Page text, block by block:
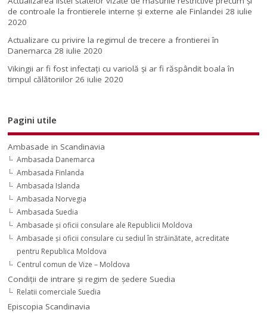
de controale la frontierele interne și externe ale Finlandei 28 iulie
2020
Actualizare cu privire la regimul de trecere a frontierei în
Danemarca 28 iulie 2020
Vikingii ar fi fost infectaţi cu variolă şi ar fi răspândit boala în
timpul călătoriilor 26 iulie 2020
Pagini utile
Ambasade in Scandinavia
Ambasada Danemarca
Ambasada Finlanda
Ambasada Islanda
Ambasada Norvegia
Ambasada Suedia
Ambasade şi oficii consulare ale Republicii Moldova
Ambasade şi oficii consulare cu sediul în străinătate, acreditate
pentru Republica Moldova
Centrul comun de Vize – Moldova
Condiţii de intrare şi regim de şedere Suedia
Relatii comerciale Suedia
Episcopia Scandinavia